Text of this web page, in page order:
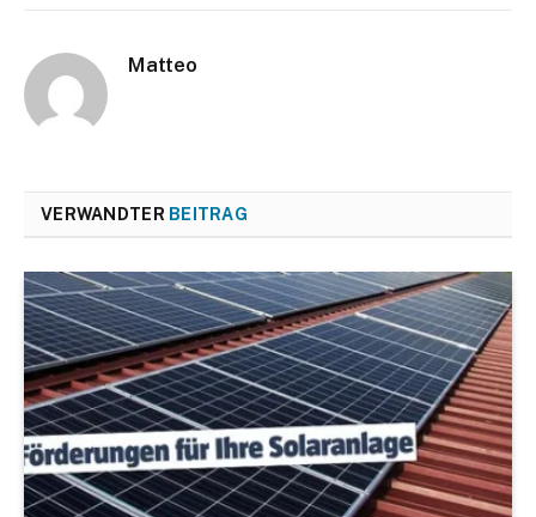
Matteo
VERWANDTER BEITRAG